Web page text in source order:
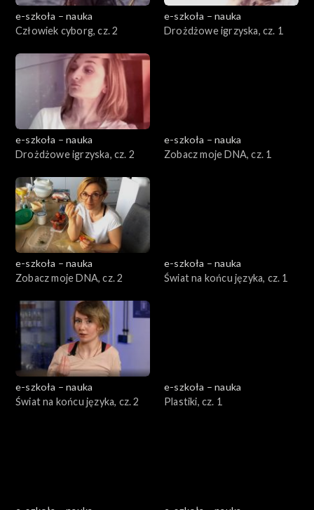
e-szkoła – nauka
Człowiek cyborg, cz. 2
e-szkoła – nauka
Drożdżowe igrzyska, cz. 1
e-szkoła – nauka
Drożdżowe igrzyska, cz. 2
e-szkoła – nauka
Zobacz moje DNA, cz. 1
e-szkoła – nauka
Zobacz moje DNA, cz. 2
e-szkoła – nauka
Świat na końcu języka, cz. 1
e-szkoła – nauka
Świat na końcu języka, cz. 2
e-szkoła – nauka
Plastiki, cz. 1